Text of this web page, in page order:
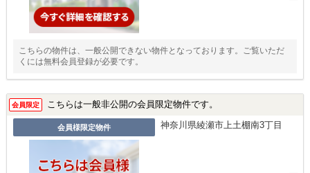
こちらの物件は、一般公開できない物件となっております。ご覧いただ
くには無料会員登録が必要です。
会員限定 こちらは一般非公開の会員限定物件です。
会員様限定物件 神奈川県綾瀬市上土棚南3丁目